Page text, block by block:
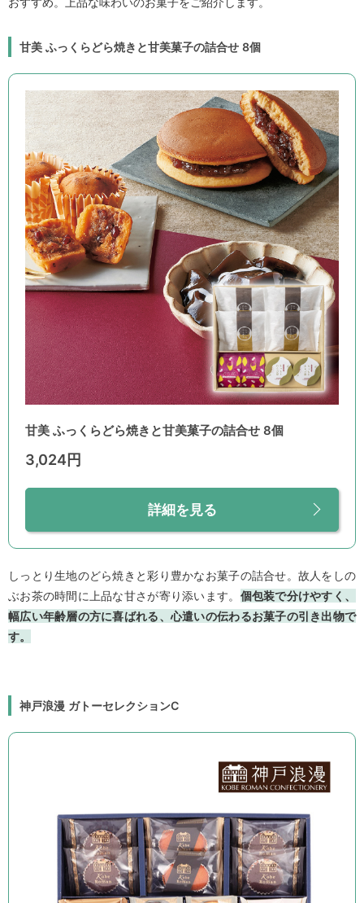
甘美 ふっくらどら焼きと甘美菓子の詰合せ 8個
甘美 ふっくらどら焼きと甘美菓子の詰合せ 8個
3,024円
詳細を見る
しっとり生地のどら焼きと彩り豊かなお菓子の詰合せ。故人をしの
ぶお茶の時間に上品な甘さが寄り添います。 個包装で分けやすく、
幅広い年齢層の方に喜ばれる、心遣いの伝わるお菓子の引き出物で
す。
神戸浪漫 ガトーセレクションC